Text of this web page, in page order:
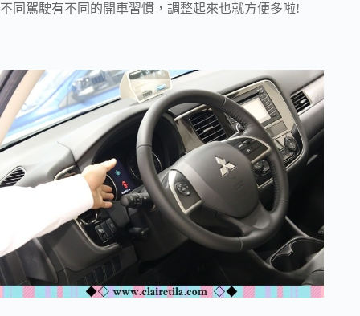
不同駕駛有不同的開車習慣，調整起來也就方便多啦!